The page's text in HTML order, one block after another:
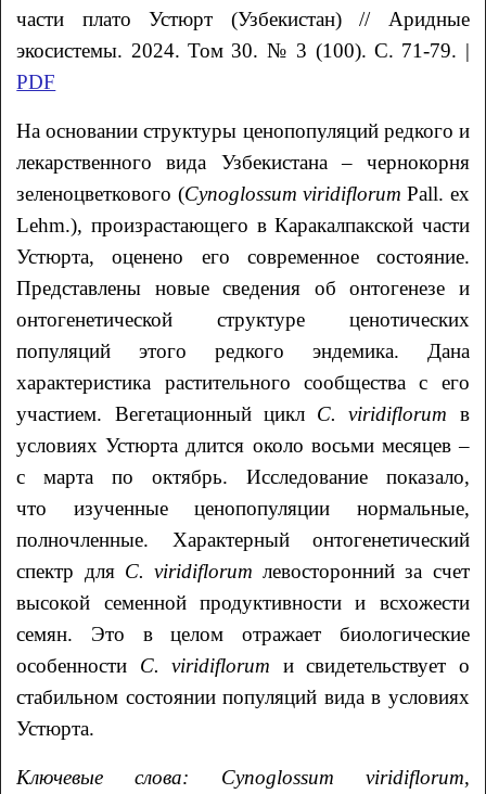
части плато Устюрт (Узбекистан)// Аридные
экосистемы. 2024. Том 30. № 3 (100). С. 71-79. |
PDF
На основании структуры ценопопуляций редкого и
лекарственного вида Узбекистана – чернокорня
зеленоцветкового (Cynoglossum viridiflorum Pall. ex
Lehm.), произрастающего в Каракалпакской части
Устюрта, оценено его современное состояние.
Представлены новые сведения об онтогенезе и
онтогенетической структуре ценотических
популяций этого редкого эндемика. Дана
характеристика растительного сообщества с его
участием. Вегетационный цикл C.viridiflorum в
условиях Устюрта длится около восьми месяцев –
с марта по октябрь. Исследование показало,
что изученные ценопопуляции нормальные,
полночленные. Характерный онтогенетический
спектр для C.viridiflorum левосторонний за счет
высокой семенной продуктивности и всхожести
семян. Это в целом отражает биологические
особенности C.viridiflorum и свидетельствует о
стабильном состоянии популяций вида в условиях
Устюрта.
Ключевые слова: Cynoglossum viridiflorum,